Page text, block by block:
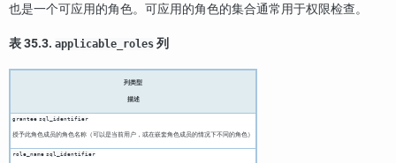
也是一个可应用的角色。可应用的角色的集合通常用于权限检查。
表 35.3. applicable_roles 列
列类型
描述
grantee sql_identifier
授予此角色成员的角色名称（可以是当前用户，或在嵌套角色成员的情况下不同的角色）
role_name sql_identifier